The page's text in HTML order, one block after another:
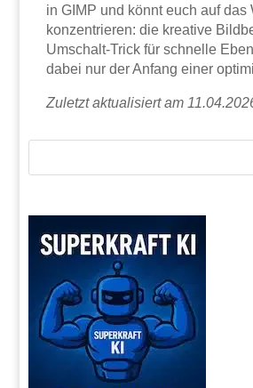
in GIMP und könnt euch auf das
konzentrieren: die kreative
Umschalt-Trick für schnelle
dabei nur der Anfang einer
Zuletzt aktualisiert am